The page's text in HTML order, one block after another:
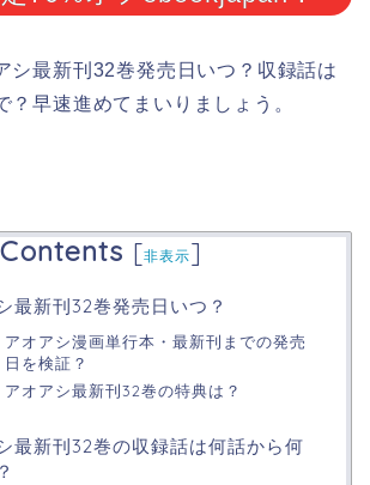
シ最新刊32巻発売日いつ？収録話は
？早速進めてまいりましょう。
Contents [非表示]
最新刊32巻発売日いつ？
アオアシ漫画単行本・最新刊までの発売
日を検証？
アオアシ最新刊32巻の特典は？
最新刊32巻の収録話は何話から何